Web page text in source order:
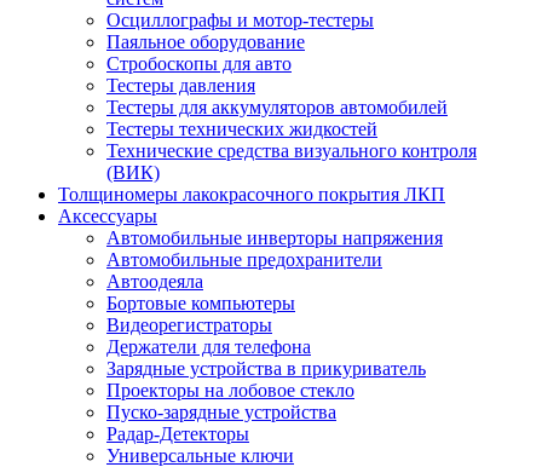
Осциллографы и мотор-тестеры
Паяльное оборудование
Стробоскопы для авто
Тестеры давления
Тестеры для аккумуляторов автомобилей
Тестеры технических жидкостей
Технические средства визуального контроля
(ВИК)
Толщиномеры лакокрасочного покрытия ЛКП
Аксессуары
Автомобильные инверторы напряжения
Автомобильные предохранители
Автоодеяла
Бортовые компьютеры
Видеорегистраторы
Держатели для телефона
Зарядные устройства в прикуриватель
Проекторы на лобовое стекло
Пуско-зарядные устройства
Радар-Детекторы
Универсальные ключи